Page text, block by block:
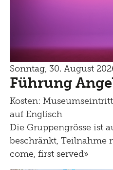
Sonntag, 30. August
Führung
Kosten:
auf Englisch
Die Gruppengrösse ist
beschränkt, Teilnahme
come, first served»